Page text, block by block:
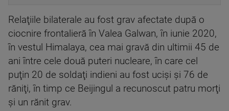
Relaţiile bilaterale au fost grav afectate după o
ciocnire frontalieră în Valea Galwan, în iunie 2020,
în vestul Himalaya, cea mai gravă din ultimii 45 de
ani între cele două puteri nucleare, în care cel
puţin 20 de soldaţi indieni au fost ucişi şi 76 de
răniţi, în timp ce Beijingul a recunoscut patru morţi
şi un rănit grav.